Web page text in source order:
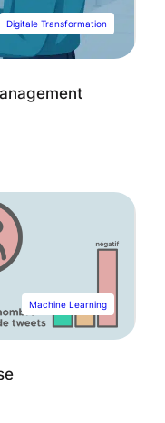
Digitale Transformation
Machine Learning